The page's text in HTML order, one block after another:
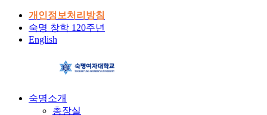
개인정보처리방침
숙명 창학 120주년
English
숙명소개
총장실